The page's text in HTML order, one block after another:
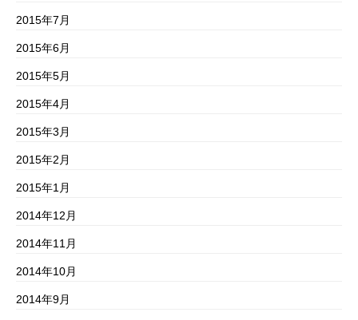
2015年7月
2015年6月
2015年5月
2015年4月
2015年3月
2015年2月
2015年1月
2014年12月
2014年11月
2014年10月
2014年9月